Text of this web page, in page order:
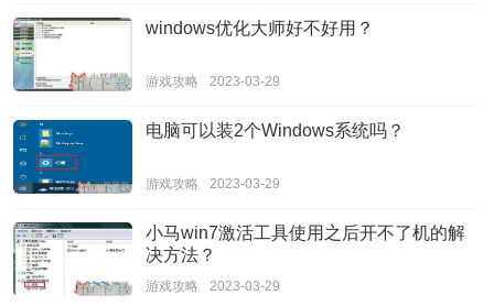
windows优化大师好不好用？
游戏攻略 2023-03-29
电脑可以装2个Windows系统吗？
游戏攻略 2023-03-29
小马win7激活工具使用之后开不了机的解
决方法？
游戏攻略 2023-03-29